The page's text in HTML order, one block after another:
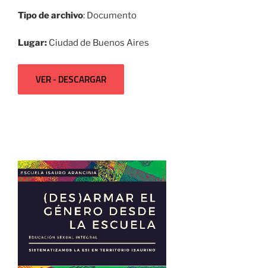
Tipo de archivo: Documento
Lugar: Ciudad de Buenos Aires
VER - DESCARGAR